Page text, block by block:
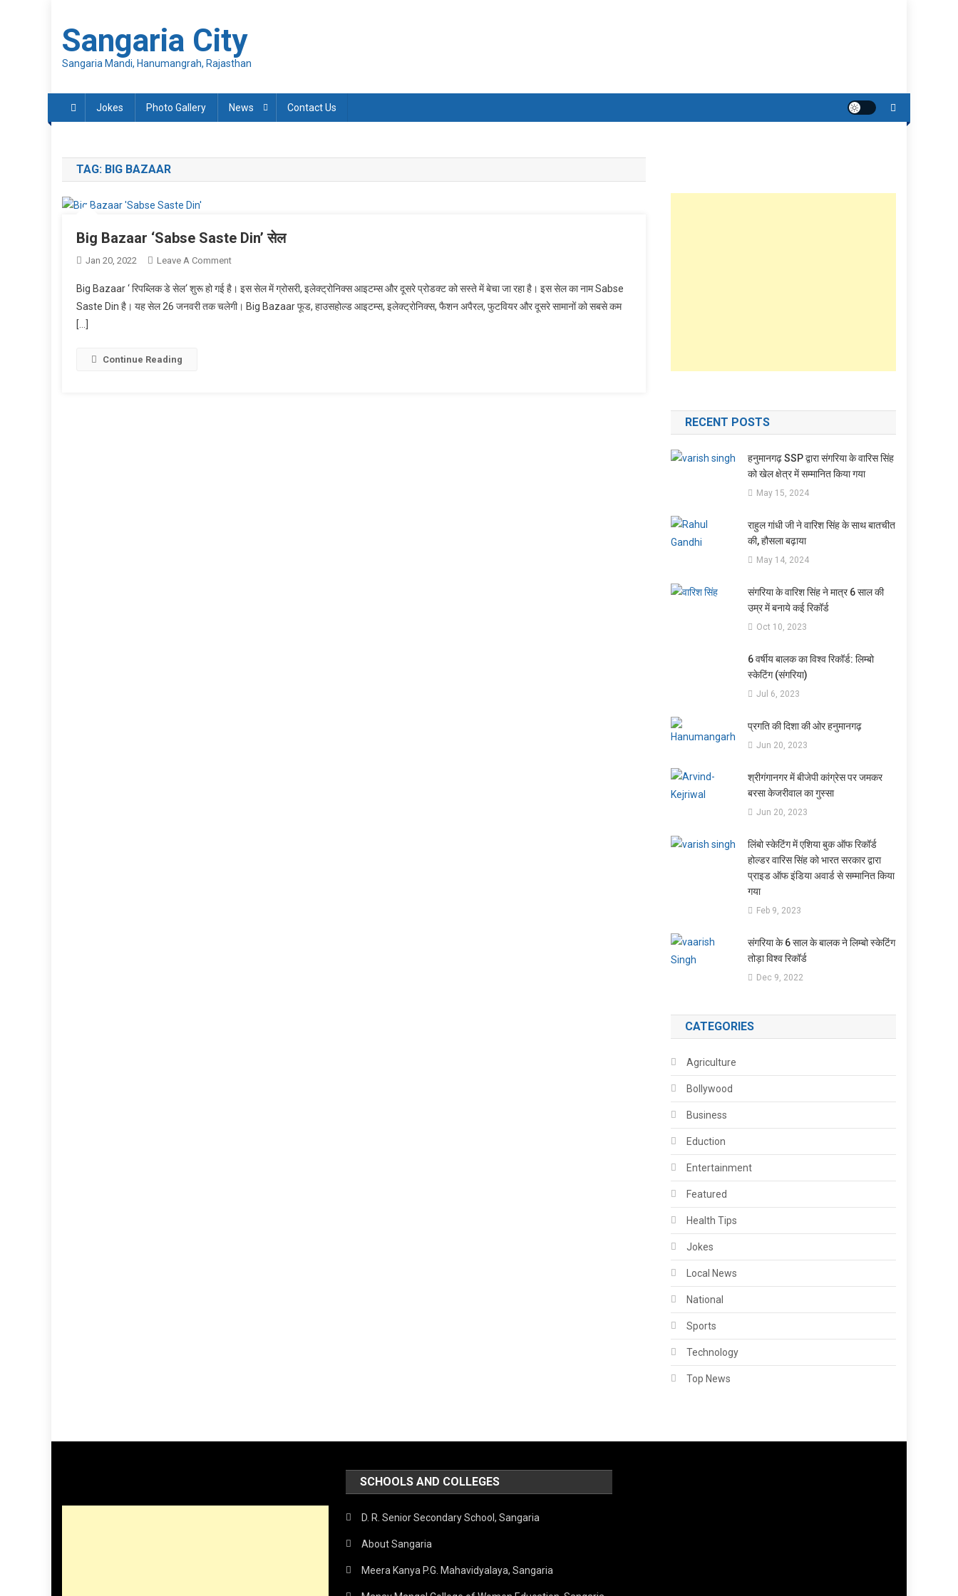
content
Sangaria City
Sangaria Mandi, Hanumangrah, Rajasthan
Jokes Photo Gallery News Contact Us
TAG: BIG BAZAAR
Big Bazaar ‘Sabse Saste Din’ सेल
Jan 20, 2022 Leave A CommentOn
Bazaar
‘Sabse
Big Bazaar ‘ रिपब्लिक डे सेल‘ शुरू हो गई है। इस सेल में ग्रोसरी, इलेक्ट्रोनिक्स आइटम्स और दूसरे प्रोडक्ट को सस्ते में बेचा जा रहा है। इस सेल का नाम Sabse
Saste Din है। यह सेल 26 जनवरी तक चलेगी। Big Bazaar फूड, हाउसहोल्ड आइटम्स, इलेक्ट्रोनिक्स, फैशन अपैरल, फुटवियर और दूसरे सामानों को सबसे कम
[…]
Continue Reading
RECENT POSTS
हनुमानगढ़ SSP द्वारा संगरिया के वारिस सिंह
को खेल क्षेत्र में सम्मानित किया गया
May 15, 2024
राहुल गांधी जी ने वारिश सिंह के साथ बातचीत
की, हौसला बढ़ाया
May 14, 2024
संगरिया के वारिश सिंह ने मात्र 6 साल की
उम्र में बनाये कई रिकॉर्ड
Oct 10, 2023
6 वर्षीय बालक का विश्व रिकॉर्ड: लिम्बो
स्केटिंग (संगरिया)
Jul 6, 2023
प्रगति की दिशा की ओर हनुमानगढ़
Jun 20, 2023
श्रीगंगानगर में बीजेपी कांग्रेस पर जमकर
बरसा केजरीवाल का गुस्सा
Jun 20, 2023
लिंबो स्केटिंग में एशिया बुक ऑफ रिकॉर्ड
होल्डर वारिस सिंह को भारत सरकार द्वारा
प्राइड ऑफ इंडिया अवार्ड से सम्मानित किया
गया
Feb 9, 2023
संगरिया के 6 साल के बालक ने लिम्बो स्केटिंग
तोड़ा विश्व रिकॉर्ड
Dec 9, 2022
CATEGORIES
Agriculture
Bollywood
Business
Eduction
Entertainment
Featured
Health Tips
Jokes
Local News
National
Sports
Technology
Top News
SCHOOLS AND COLLEGES
D. R. Senior Secondary School, Sangaria
About Sangaria
Meera Kanya P.G. Mahavidyalaya, Sangaria